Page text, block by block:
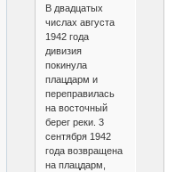
В двадцатых
числах августа
1942 года
дивизия
покинула
плацдарм и
переправилась
на восточный
берег реки. 3
сентября 1942
года возвращена
на плацдарм,